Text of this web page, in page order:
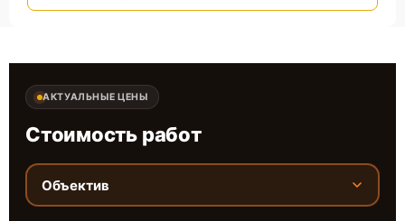
АКТУАЛЬНЫЕ ЦЕНЫ
Стоимость работ
Объектив